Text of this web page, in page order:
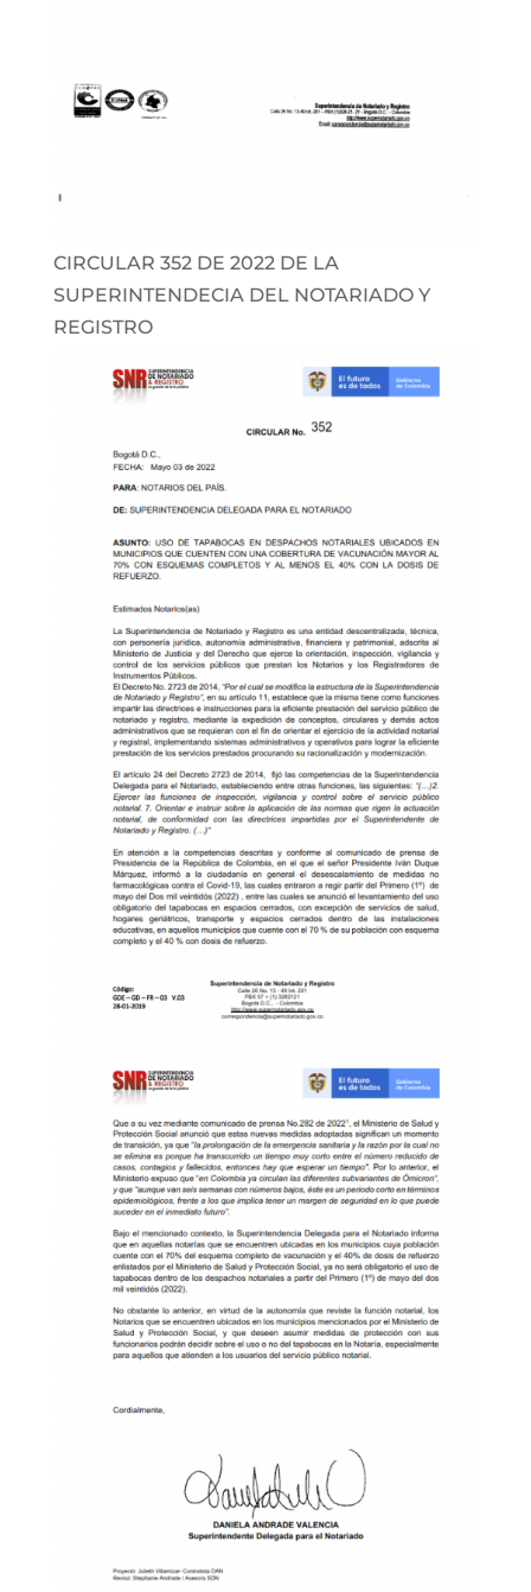
CIRCULAR 352 DE 2022 DE LA
SUPERINTENDECIA DEL NOTARIADO Y
REGISTRO